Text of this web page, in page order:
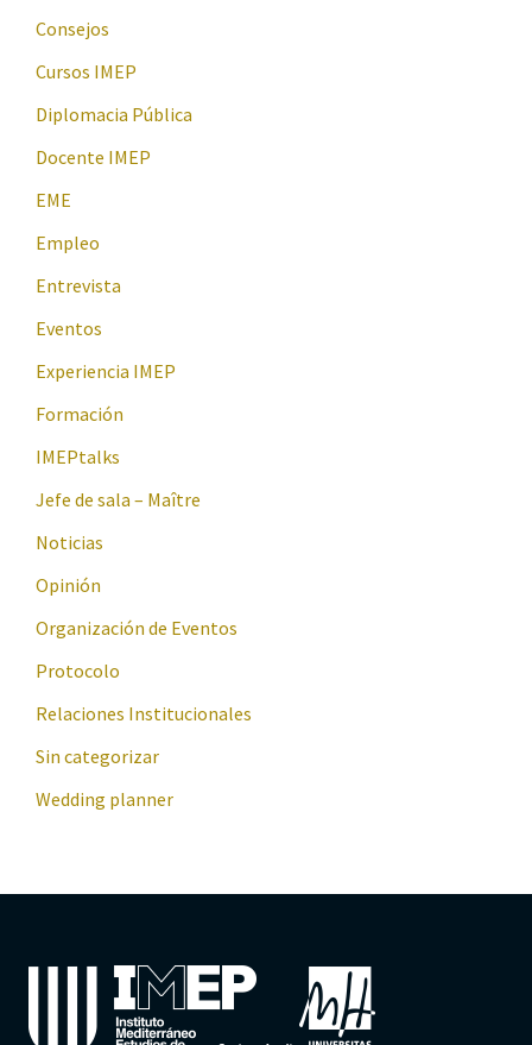
Consejos
Cursos IMEP
Diplomacia Pública
Docente IMEP
EME
Empleo
Entrevista
Eventos
Experiencia IMEP
Formación
IMEPtalks
Jefe de sala – Maître
Noticias
Opinión
Organización de Eventos
Protocolo
Relaciones Institucionales
Sin categorizar
Wedding planner